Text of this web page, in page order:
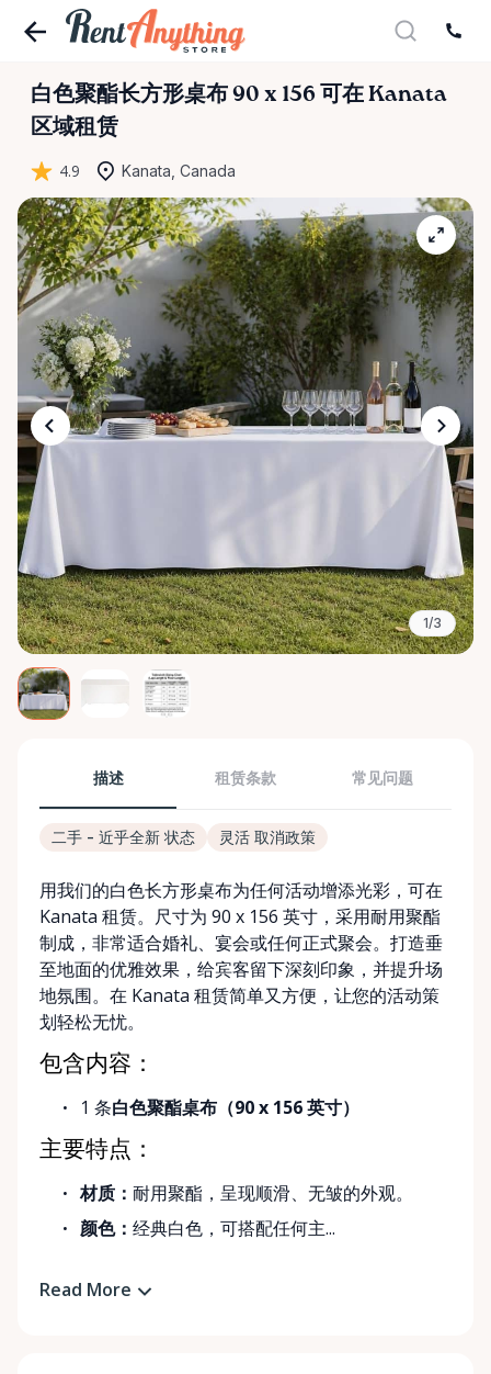
白色聚酯长方形桌布 90 x 156 可在 Kanata
区域租赁
4.9 Kanata, Canada
1/3
描述 租赁条款 常见问题
二手 - 近乎全新 状态 灵活 取消政策
用我们的白色长方形桌布为任何活动增添光彩，可在
Kanata 租赁。尺寸为 90 x 156 英寸，采用耐用聚酯
制成，非常适合婚礼、宴会或任何正式聚会。打造垂
至地面的优雅效果，给宾客留下深刻印象，并提升场
地氛围。在 Kanata 租赁简单又方便，让您的活动策
划轻松无忧。
包含内容：
1 条白色聚酯桌布（90 x 156 英寸）
主要特点：
材质：耐用聚酯，呈现顺滑、无皱的外观。
颜色：经典白色，可搭配任何主...
Read More